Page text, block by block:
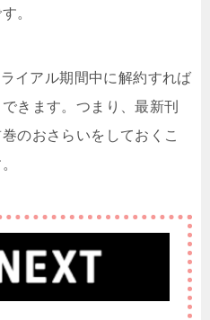
。
イアル期間中に解約すれば
きます。つまり、最新刊
のおさらいをしておくこ